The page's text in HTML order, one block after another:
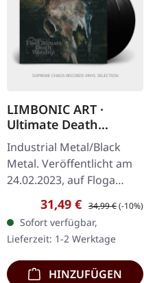
LIMBONIC ART ·
Ultimate Death
Worship | BLACK 2LP
Industrial Metal/Black
Metal. Veröffentlicht am
24.02.2023, auf Floga
Records. Schwarzes
Doppel-Vinyl im Gatefold-
Cover mit bedruckten
Innenhüllen,…
Verkaufspreis:
31,49 € Regulärer Preis:
34,99 €(-10%)
Sofort verfügbar,
Lieferzeit: 1-2 Werktage
HINZUFÜGEN